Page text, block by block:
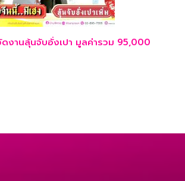
งานลุ้นจับอั่งเปา มูลค่ารวม 95,000